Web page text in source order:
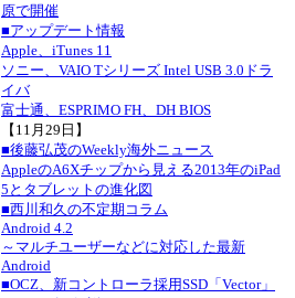
原で開催
■アップデート情報
Apple、iTunes 11
ソニー、VAIO Tシリーズ Intel USB 3.0ドラ
イバ
富士通、ESPRIMO FH、DH BIOS
【11月29日】
■後藤弘茂のWeekly海外ニュース
AppleのA6Xチップから見える2013年のiPad
5とタブレットの進化図
■西川和久の不定期コラム
Android 4.2
～マルチユーザーなどに対応した最新
Android
■OCZ、新コントローラ採用SSD「Vector」